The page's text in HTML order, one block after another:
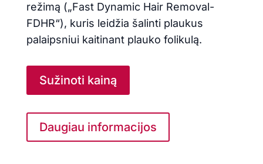
režimą („Fast Dynamic Hair Removal-
FDHR“), kuris leidžia šalinti plaukus
palaipsniui kaitinant plauko folikulą.
Sužinoti kainą
Daugiau informacijos